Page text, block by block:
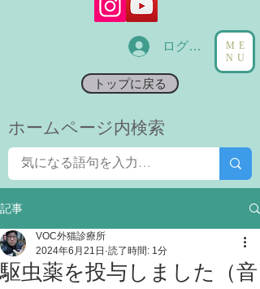
ログイン
トップに戻る
ME
NU
​ホームページ内検索
記事
駆虫薬を投与しました（音
VOC外猫診療所
2024年6月21日 読了時間: 1分